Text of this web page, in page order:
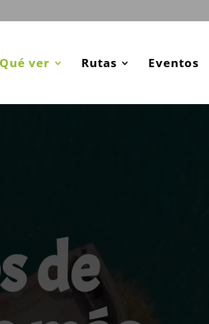
Qué ver Rutas Eventos
de